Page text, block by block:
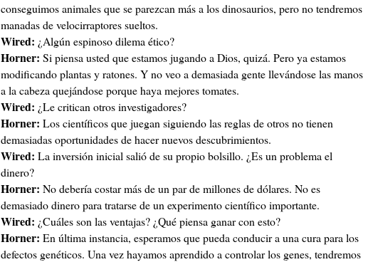
conseguimos animales que se parezcan más a los dinosaurios, pero no tendremos
manadas de velocirraptores sueltos.
Wired: ¿Algún espinoso dilema ético?
Horner: Si piensa usted que estamos jugando a Dios, quizá. Pero ya estamos
modificando plantas y ratones. Y no veo a demasiada gente llevándose las manos
a la cabeza quejándose porque haya mejores tomates.
Wired: ¿Le critican otros investigadores?
Horner: Los científicos que juegan siguiendo las reglas de otros no tienen
demasiadas oportunidades de hacer nuevos descubrimientos.
Wired: La inversión inicial salió de su propio bolsillo. ¿Es un problema el
dinero?
Horner: No debería costar más de un par de millones de dólares. No es
demasiado dinero para tratarse de un experimento científico importante.
Wired: ¿Cuáles son las ventajas? ¿Qué piensa ganar con esto?
Horner: En última instancia, esperamos que pueda conducir a una cura para los
defectos genéticos. Una vez hayamos aprendido a controlar los genes, tendremos